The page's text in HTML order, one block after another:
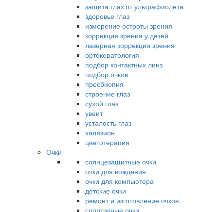
защита глаз от ультрафиолета
здоровье глаз
измерение остроты зрения
коррекция зрения у детей
лазерная коррекция зрения
ортокератология
подбор контактных линз
подбор очков
пресбиопия
строение глаз
сухой глаз
увеит
усталость глаз
халязион
цветотерапия
Очки
солнцезащитные очки
очки для вождения
очки для компьютера
детские очки
ремонт и изготовление очков